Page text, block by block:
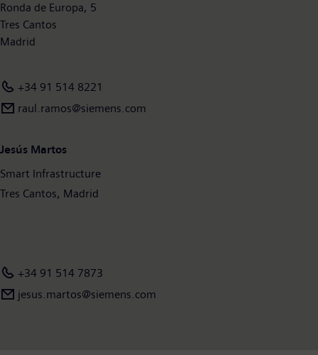
información está disponible en Internet en www.siemens.com.
Ronda de Europa, 5
Tres Cantos
Madrid
+34 91 514 8221
raul.ramos@siemens.com
Jesús Martos
Smart Infrastructure
Tres Cantos, Madrid
+34 91 514 7873
jesus.martos@siemens.com